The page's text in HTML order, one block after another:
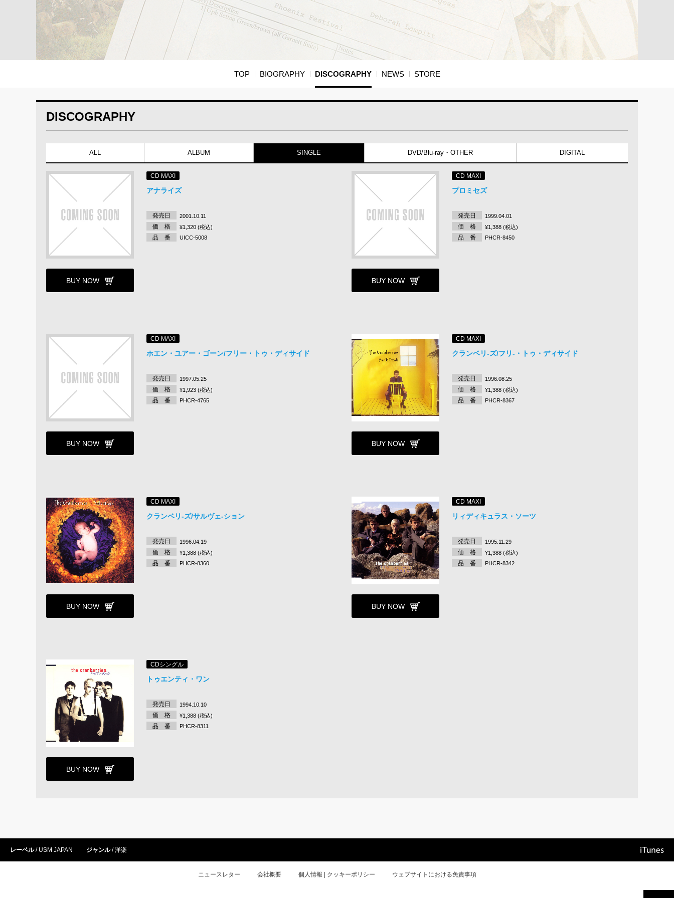
TOP BIOGRAPHY DISCOGRAPHY NEWS STORE
DISCOGRAPHY
ALL ALBUM SINGLE DVD/Blu-ray・OTHER DIGITAL
BUY NOW
CD MAXI
アナライズ
発売日 2001.10.11
価 格 ¥1,320 (税込)
品 番 UICC-5008
BUY NOW
CD MAXI
プロミセズ
発売日 1999.04.01
価 格 ¥1,388 (税込)
品 番 PHCR-8450
BUY NOW
CD MAXI
ホエン・ユアー・ゴーン/フリー・トゥ・ディサイド
発売日 1997.05.25
価 格 ¥1,923 (税込)
品 番 PHCR-4765
BUY NOW
CD MAXI
クランベリ-ズ/フリ-・トゥ・ディサイド
発売日 1996.08.25
価 格 ¥1,388 (税込)
品 番 PHCR-8367
BUY NOW
CD MAXI
クランベリ-ズ/サルヴェ-ション
発売日 1996.04.19
価 格 ¥1,388 (税込)
品 番 PHCR-8360
BUY NOW
CD MAXI
リィディキュラス・ソーツ
発売日 1995.11.29
価 格 ¥1,388 (税込)
品 番 PHCR-8342
BUY NOW
CDシングル
トゥエンティ・ワン
発売日 1994.10.10
価 格 ¥1,388 (税込)
品 番 PHCR-8311
レーベル USM JAPAN ジャンル 洋楽
ニュースレター 会社概要 個人情報 | クッキーポリシー ウェブサイトにおける免責事項